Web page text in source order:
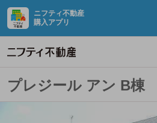
ニフティ不動産
購入アプリ
プレジール アン B棟